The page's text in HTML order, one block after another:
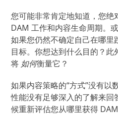
您可能非常肯定地知道，您绝
DAM 工作和内容生命周期。
如果您仍然不确定自己在哪里
目标。你想达到什么目的？
将 如何衡量它？
如果内容策略的“方式”没有以
性能没有足够深入的了解来
候重新评估您从哪里获得